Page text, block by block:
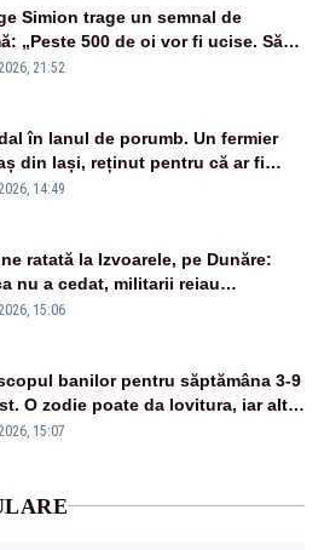
Simion trage un semnal de
„Peste 500 de oi vor fi ucise. Să
dacă ciobanii vor fi despăgubiți”
21:52
în lanul de porumb. Un fermier
din Iași, reținut pentru că ar fi
bărbat prins la furat
14:49
ratată la Izvoarele, pe Dunăre:
nu a cedat, militarii reiau
luni – VIDEO
15:06
banilor pentru săptămâna 3-9
O zodie poate da lovitura, iar alta
piardă bani dintr-o decizie pripită
15:07